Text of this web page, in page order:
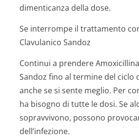
dimenticanza della dose.
Se interrompe il trattamento
Clavulanico Sandoz
Continui a prendere
Sandoz fino al termine del ciclo
anche se si sente meglio. Per
ha bisogno di tutte le dosi. Se
sopravvivono, possono
dell’infezione.